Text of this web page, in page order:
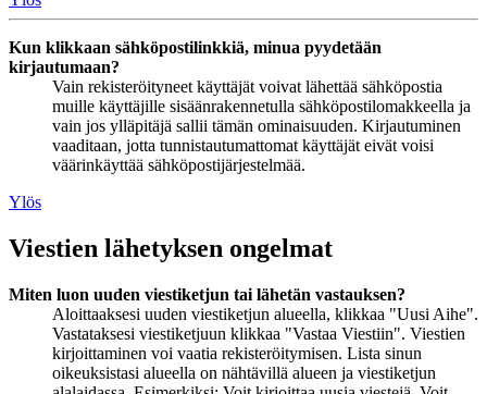
Kun klikkaan sähköpostilinkkiä, minua pyydetään
kirjautumaan?
Vain rekisteröityneet käyttäjät voivat lähettää sähköpostia
muille käyttäjille sisäänrakennetulla sähköpostilomakkeella ja
vain jos ylläpitäjä sallii tämän ominaisuuden. Kirjautuminen
vaaditaan, jotta tunnistautumattomat käyttäjät eivät voisi
väärinkäyttää sähköpostijärjestelmää.
Ylös
Viestien lähetyksen ongelmat
Miten luon uuden viestiketjun tai lähetän vastauksen?
Aloittaaksesi uuden viestiketjun alueella, klikkaa "Uusi Aihe".
Vastataksesi viestiketjuun klikkaa "Vastaa Viestiin". Viestien
kirjoittaminen voi vaatia rekisteröitymisen. Lista sinun
oikeuksistasi alueella on nähtävillä alueen ja viestiketjun